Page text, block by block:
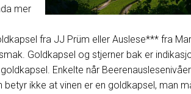
mer
fra JJ Prüm eller Auslese*** fra
Goldkapsel og stjerner bak er
Enkelte når
ikke at vinen er en goldkapsel, man